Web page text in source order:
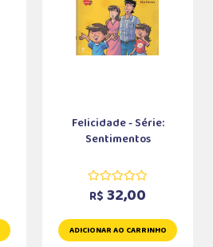
Felicidade - Série:
Sentimentos
R$ 32,00
ADICIONAR AO CARRINHO